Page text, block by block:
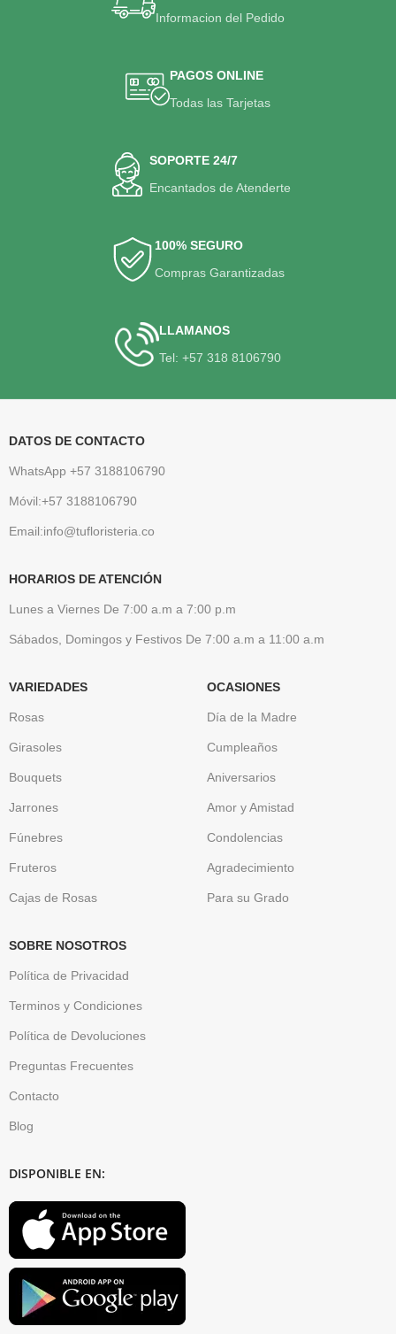
Informacion del Pedido
PAGOS ONLINE
Todas las Tarjetas
SOPORTE 24/7
Encantados de Atenderte
100% SEGURO
Compras Garantizadas
LLAMANOS
Tel: +57 318 8106790
DATOS DE CONTACTO
WhatsApp +57 3188106790
Móvil:+57 3188106790
Email:info@tufloristeria.co
HORARIOS DE ATENCIÓN
Lunes a Viernes De 7:00 a.m a 7:00 p.m
Sábados, Domingos y Festivos De 7:00 a.m a 11:00 a.m
VARIEDADES
Rosas
Girasoles
Bouquets
Jarrones
Fúnebres
Fruteros
Cajas de Rosas
OCASIONES
Día de la Madre
Cumpleaños
Aniversarios
Amor y Amistad
Condolencias
Agradecimiento
Para su Grado
SOBRE NOSOTROS
Política de Privacidad
Terminos y Condiciones
Política de Devoluciones
Preguntas Frecuentes
Contacto
Blog
DISPONIBLE EN: